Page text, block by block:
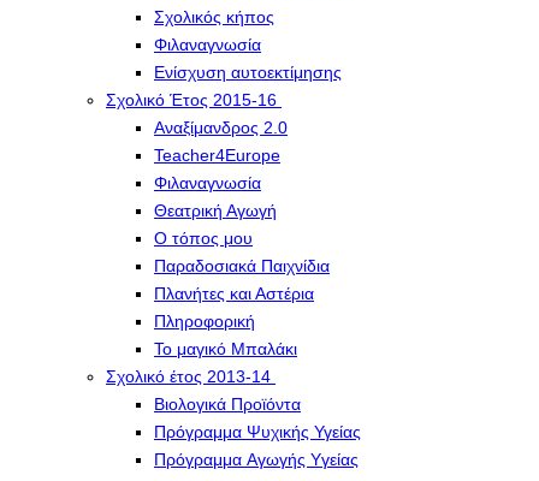
Σχολικός κήπος
Φιλαναγνωσία
Eνίσχυση αυτοεκτίμησης
Σχολικό Έτος 2015-16
Αναξίμανδρος 2.0
Teacher4Europe
Φιλαναγνωσία
Θεατρική Αγωγή
Ο τόπος μου
Παραδοσιακά Παιχνίδια
Πλανήτες και Αστέρια
Πληροφορική
Το μαγικό Μπαλάκι
Σχολικό έτος 2013-14
Βιολογικά Προϊόντα
Πρόγραμμα Ψυχικής Υγείας
Πρόγραμμα Aγωγής Yγείας